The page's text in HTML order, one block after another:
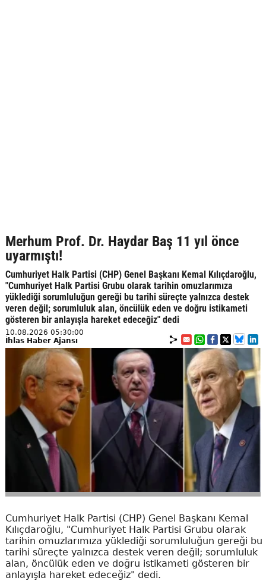
Merhum Prof. Dr. Haydar Baş 11 yıl önce
uyarmıştı!
Cumhuriyet Halk Partisi (CHP) Genel Başkanı Kemal Kılıçdaroğlu,
"Cumhuriyet Halk Partisi Grubu olarak tarihin omuzlarımıza
yüklediği sorumluluğun gereği bu tarihi süreçte yalnızca destek
veren değil; sorumluluk alan, öncülük eden ve doğru istikameti
gösteren bir anlayışla hareket edeceğiz" dedi
10.08.2026 05:30:00
İhlas Haber Ajansı
Cumhuriyet Halk Partisi (CHP) Genel Başkanı Kemal
Kılıçdaroğlu, "Cumhuriyet Halk Partisi Grubu olarak
tarihin omuzlarımıza yüklediği sorumluluğun gereği bu
tarihi süreçte yalnızca destek veren değil; sorumluluk
alan, öncülük eden ve doğru istikameti gösteren bir
anlayışla hareket edeceğiz" dedi.